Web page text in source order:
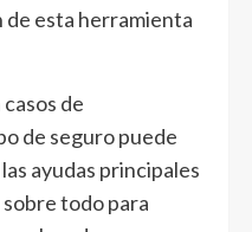
esta herramienta
casos de
de seguro puede
ayudas principales
todo para